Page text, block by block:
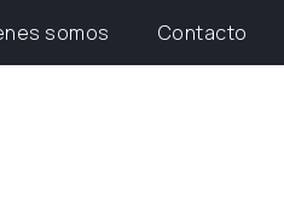
somos Contacto